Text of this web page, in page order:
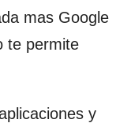
mas Google
te permite
y